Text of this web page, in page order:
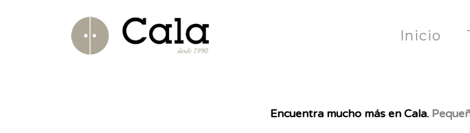
Inicio
Encuentra mucho más en Cala.